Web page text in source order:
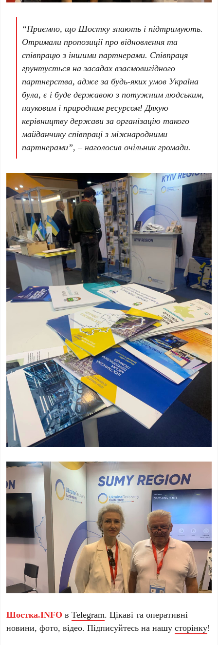
“Приємно, що Шостку знають і підтримують.
Отримали пропозиції про відновлення та
співпрацю з іншими партнерами. Співпраця
грунтується на засадах взаємовигідного
партнерства, адже за будь-яких умов Україна
була, є і буде державою з потужним людським,
науковим і природним ресурсом! Дякую
керівництву держави за організацію такого
майданчику співпраці з міжнародними
партнерами”, – наголосив очільник громади.
Шостка.INFO вTelegram. Цікаві та оперативні
новини, фото, відео. Підписуйтесь на нашусторінку!